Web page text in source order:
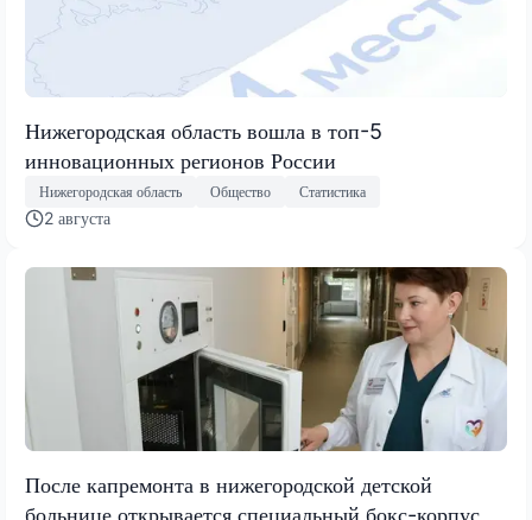
Нижегородская область вошла в топ-5
инновационных регионов России
Нижегородская область Общество Статистика
2 августа
После капремонта в нижегородской детской